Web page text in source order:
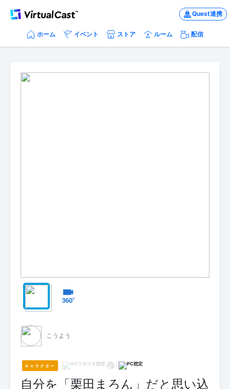
Quest連携
ホーム イベント ストア ルーム 配信
こうよう
キャラクター
自分を「栗田まろん」だと思い込